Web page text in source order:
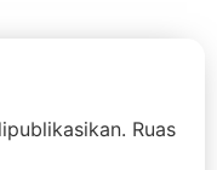
Ruas